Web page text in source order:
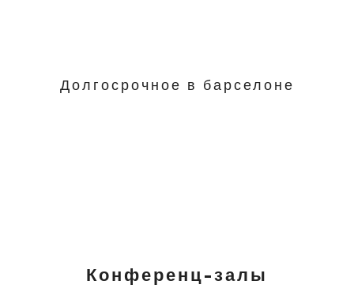
Долгосрочное в барселоне
Конференц-залы